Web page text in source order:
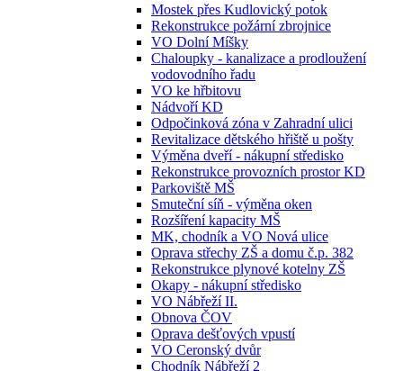
Mostek přes Kudlovický potok
Rekonstrukce požární zbrojnice
VO Dolní Míšky
Chaloupky - kanalizace a prodloužení
vodovodního řadu
VO ke hřbitovu
Nádvoří KD
Odpočinková zóna v Zahradní ulici
Revitalizace dětského hřiště u pošty
Výměna dveří - nákupní středisko
Rekonstrukce provozních prostor KD
Parkoviště MŠ
Smuteční síň - výměna oken
Rozšíření kapacity MŠ
MK, chodník a VO Nová ulice
Oprava střechy ZŠ a domu č.p. 382
Rekonstrukce plynové kotelny ZŠ
Okapy - nákupní středisko
VO Nábřeží II.
Obnova ČOV
Oprava dešťových vpustí
VO Ceronský dvůr
Chodník Nábřeží 2